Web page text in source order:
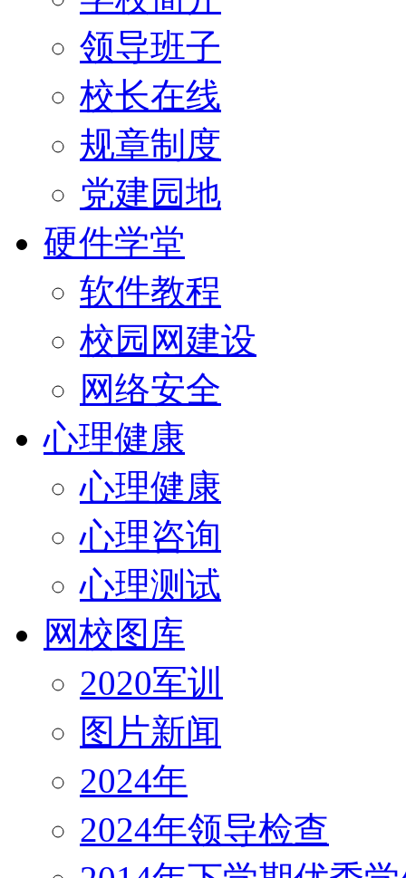
领导班子
校长在线
规章制度
党建园地
硬件学堂
软件教程
校园网建设
网络安全
心理健康
心理健康
心理咨询
心理测试
网校图库
2020军训
图片新闻
2024年
2024年领导检查